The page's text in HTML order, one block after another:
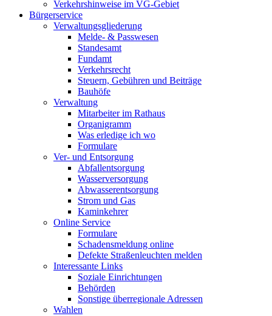
Verkehrshinweise im VG-Gebiet
Bürgerservice
Verwaltungsgliederung
Melde- & Passwesen
Standesamt
Fundamt
Verkehrsrecht
Steuern, Gebühren und Beiträge
Bauhöfe
Verwaltung
Mitarbeiter im Rathaus
Organigramm
Was erledige ich wo
Formulare
Ver- und Entsorgung
Abfallentsorgung
Wasserversorgung
Abwasserentsorgung
Strom und Gas
Kaminkehrer
Online Service
Formulare
Schadensmeldung online
Defekte Straßenleuchten melden
Interessante Links
Soziale Einrichtungen
Behörden
Sonstige überregionale Adressen
Wahlen